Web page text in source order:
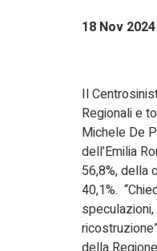
18 Nov 2024
Il
Regionali e
Michele De
dell’Emilia
56,8%, della
40,1%.